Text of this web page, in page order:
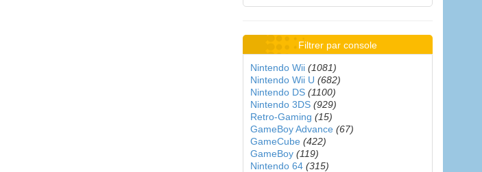
Filtrer par console
Nintendo Wii (1081)
Nintendo Wii U (682)
Nintendo DS (1100)
Nintendo 3DS (929)
Retro-Gaming (15)
GameBoy Advance (67)
GameCube (422)
GameBoy (119)
Nintendo 64 (315)